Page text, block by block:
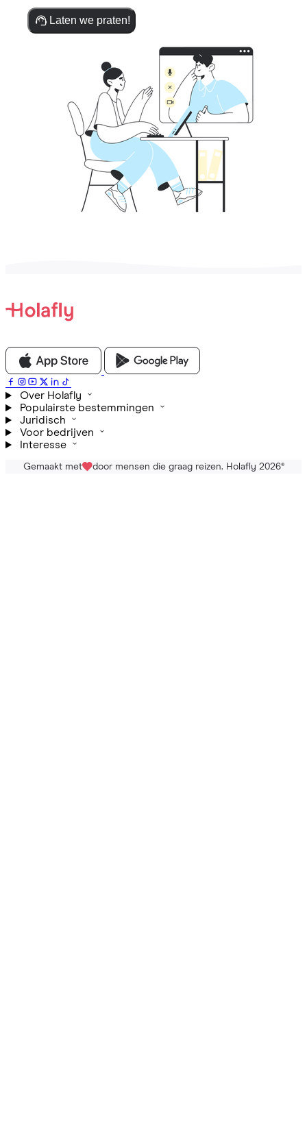
Laten we praten!
Over Holafly
Populairste bestemmingen
Juridisch
Voor bedrijven
Interesse
Gemaakt met door mensen die graag reizen. Holafly 2026®